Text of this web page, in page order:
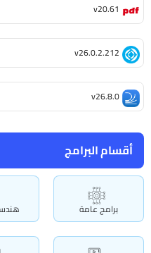
أقسام البرامج
برامج عامة
v20.61
v26.0.2.212
v26.8.0